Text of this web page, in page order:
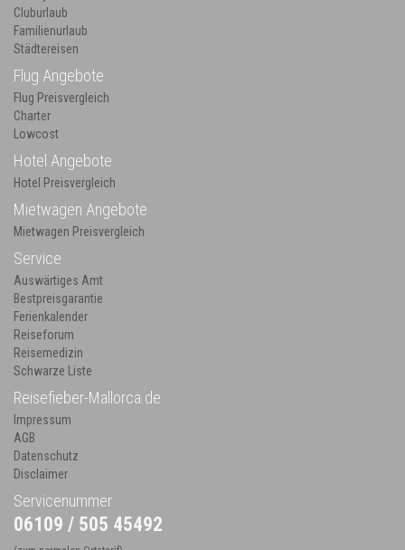
Cluburlaub
Familienurlaub
Städtereisen
Flug Angebote
Flug Preisvergleich
Charter
Lowcost
Hotel Angebote
Hotel Preisvergleich
Mietwagen Angebote
Mietwagen Preisvergleich
Service
Auswärtiges Amt
Bestpreisgarantie
Ferienkalender
Reiseforum
Reisemedizin
Schwarze Liste
Reisefieber-Mallorca.de
Impressum
AGB
Datenschutz
Disclaimer
Servicenummer
06109 / 505 45492